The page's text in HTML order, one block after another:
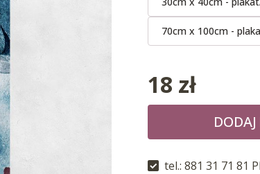
70cm x 100cm -
18 zł
tel.: 881 31 71 81